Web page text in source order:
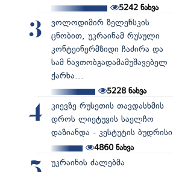
5242 ნახვა
3
ვოლოდიმირ ზელენსკის
ცნობით, უკრაინამ რუსული
კონტეინერმზიდი ჩაძირა და
სამ ნავთობგადამამუშავებელ
ქარხა...
5228ნახვა
4
კიევზე რუსეთის თავდასხმის
დროს ლიეტუვის საელჩო
დაზიანდა - კესტუტის ბუდრისი
4860ნახვა
უკრაინის ძალებმა